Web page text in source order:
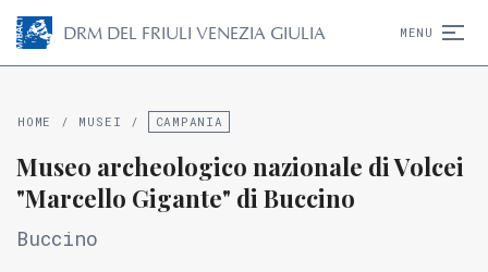
DRM DEL FRIULI VENEZIA GIULIA MENU
HOME / MUSEI / CAMPANIA
Museo archeologico nazionale di Volcei
"Marcello Gigante" di Buccino
Buccino